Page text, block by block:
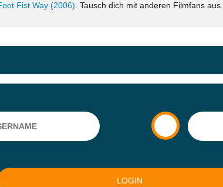
Fist Way (2006). Tausch dich mit anderen Filmfans aus.